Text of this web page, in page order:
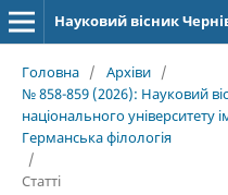
Головна / Архіви /
№ 858-859 (2026): Науковий
національного університету
Германська філологія
/
Статті